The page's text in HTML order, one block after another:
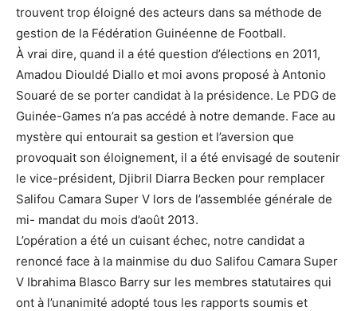
trouvent trop éloigné des acteurs dans sa méthode de
gestion de la Fédération Guinéenne de Football.
À vrai dire, quand il a été question d’élections en 2011,
Amadou Diouldé Diallo et moi avons proposé à Antonio
Souaré de se porter candidat à la présidence. Le PDG de
Guinée-Games n’a pas accédé à notre demande. Face au
mystère qui entourait sa gestion et l’aversion que
provoquait son éloignement, il a été envisagé de soutenir
le vice-président, Djibril Diarra Becken pour remplacer
Salifou Camara Super V lors de l’assemblée générale de
mi- mandat du mois d’août 2013.
L’opération a été un cuisant échec, notre candidat a
renoncé face à la mainmise du duo Salifou Camara Super
V Ibrahima Blasco Barry sur les membres statutaires qui
ont à l’unanimité adopté tous les rapports soumis et